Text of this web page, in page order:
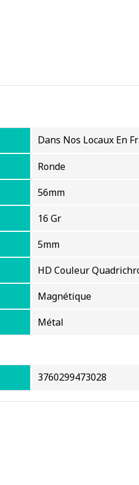
Dans Nos Locaux En
Ronde
56mm
16 Gr
5mm
HD Couleur
Magnétique
Métal
3760299473028